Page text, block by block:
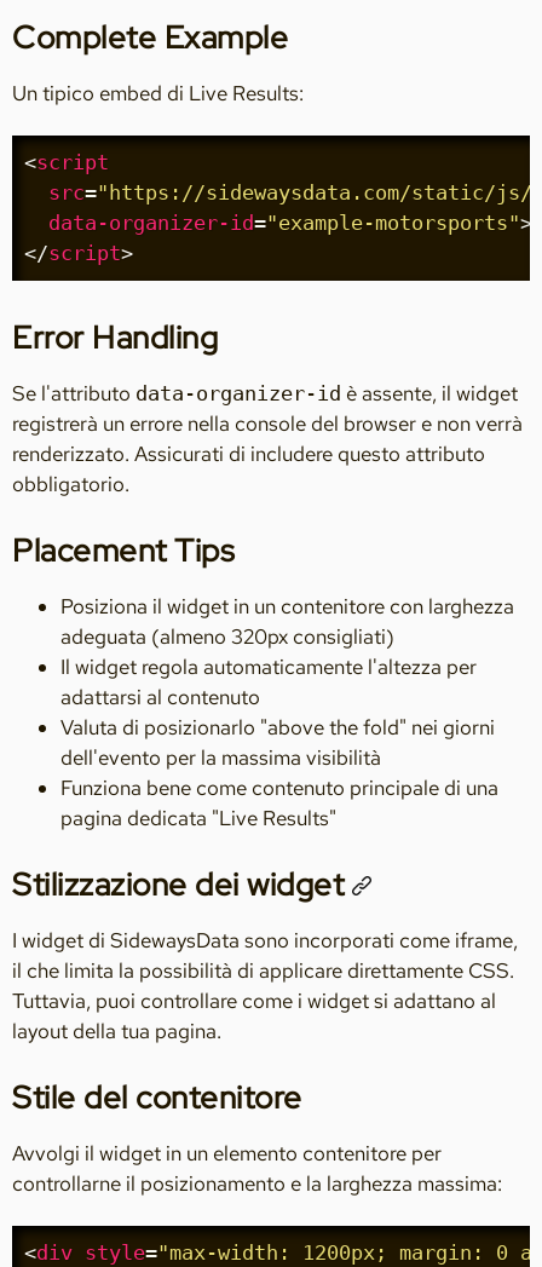
Complete Example
Un tipico embed di Live Results:
<script
src="https://sidewaysdata.com/static/js/
data-organizer-id="example-motorsports">
</script>
Error Handling
Se l'attributo data-organizer-id è assente, il widget
registrerà un errore nella console del browser e non verrà
renderizzato. Assicurati di includere questo attributo
obbligatorio.
Placement Tips
Posiziona il widget in un contenitore con larghezza
adeguata (almeno 320px consigliati)
Il widget regola automaticamente l'altezza per
adattarsi al contenuto
Valuta di posizionarlo "above the fold" nei giorni
dell'evento per la massima visibilità
Funziona bene come contenuto principale di una
pagina dedicata "Live Results"
Stilizzazione dei widget
I widget di SidewaysData sono incorporati come iframe,
il che limita la possibilità di applicare direttamente CSS.
Tuttavia, puoi controllare come i widget si adattano al
layout della tua pagina.
Stile del contenitore
Avvolgi il widget in un elemento contenitore per
controllarne il posizionamento e la larghezza massima:
<div style="max-width: 1200px; margin: 0